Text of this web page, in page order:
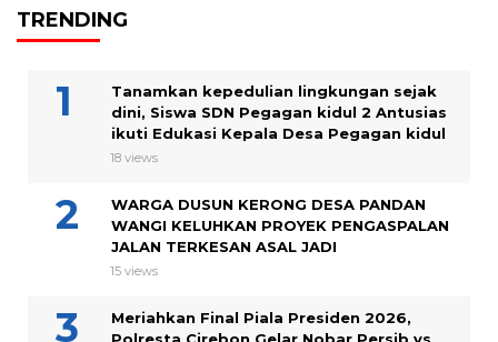
TRENDING
Tanamkan kepedulian lingkungan sejak
dini, Siswa SDN Pegagan kidul 2 Antusias
ikuti Edukasi Kepala Desa Pegagan kidul
18 views
WARGA DUSUN KERONG DESA PANDAN
WANGI KELUHKAN PROYEK PENGASPALAN
JALAN TERKESAN ASAL JADI
15 views
Meriahkan Final Piala Presiden 2026,